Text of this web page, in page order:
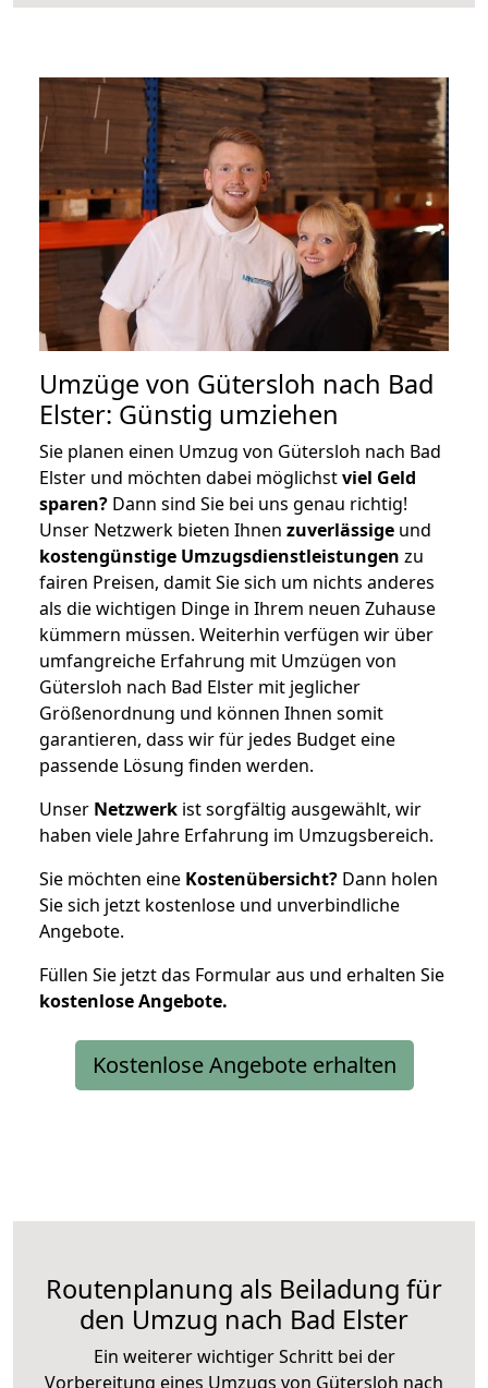
Umzüge von Gütersloh nach Bad
Elster: Günstig umziehen
Sie planen einen Umzug von Gütersloh nach Bad
Elster und möchten dabei möglichstviel Geld
sparen? Dann sind Sie bei uns genau richtig!
Unser Netzwerk bieten Ihnen zuverlässige und
kostengünstige Umzugsdienstleistungen zu
fairen Preisen, damit Sie sich um nichts anderes
als die wichtigen Dinge in Ihrem neuen Zuhause
kümmern müssen. Weiterhin verfügen wir über
umfangreiche Erfahrung mit Umzügen von
Gütersloh nach Bad Elster mit jeglicher
Größenordnung und können Ihnen somit
garantieren, dass wir für jedes Budget eine
passende Lösung finden werden.
Unser Netzwerk ist sorgfältig ausgewählt, wir
haben viele Jahre Erfahrung im Umzugsbereich.
Sie möchten eine Kostenübersicht? Dann holen
Sie sich jetzt kostenlose und unverbindliche
Angebote.
Füllen Sie jetzt das Formular aus und erhalten Sie
kostenloseAngebote.
Kostenlose Angebote erhalten
Routenplanung als Beiladung für
den Umzug nach Bad Elster
Ein weiterer wichtiger Schritt bei der
Vorbereitung eines Umzugs von Gütersloh nach